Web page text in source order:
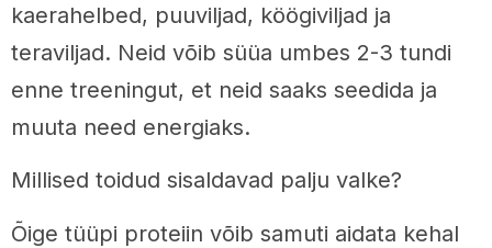
kaerahelbed, puuviljad, köögiviljad ja
teraviljad. Neid võib süüa umbes 2-3 tundi
enne treeningut, et neid saaks seedida ja
muuta need energiaks.
Millised toidud sisaldavad palju valke?
Õige tüüpi proteiin võib samuti aidata kehal